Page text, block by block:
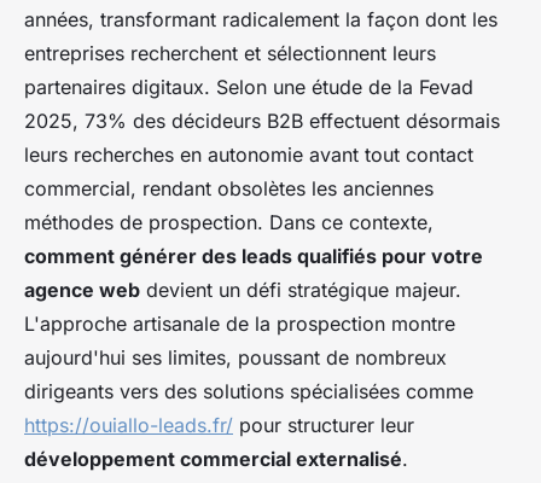
années, transformant radicalement la façon dont les
entreprises recherchent et sélectionnent leurs
partenaires digitaux. Selon une étude de la Fevad
2025, 73% des décideurs B2B effectuent désormais
leurs recherches en autonomie avant tout contact
commercial, rendant obsolètes les anciennes
méthodes de prospection. Dans ce contexte,
comment générer des leads qualifiés pour votre
agence web devient un défi stratégique majeur.
L'approche artisanale de la prospection montre
aujourd'hui ses limites, poussant de nombreux
dirigeants vers des solutions spécialisées comme
https://ouiallo-leads.fr/ pour structurer leur
développement commercial externalisé.